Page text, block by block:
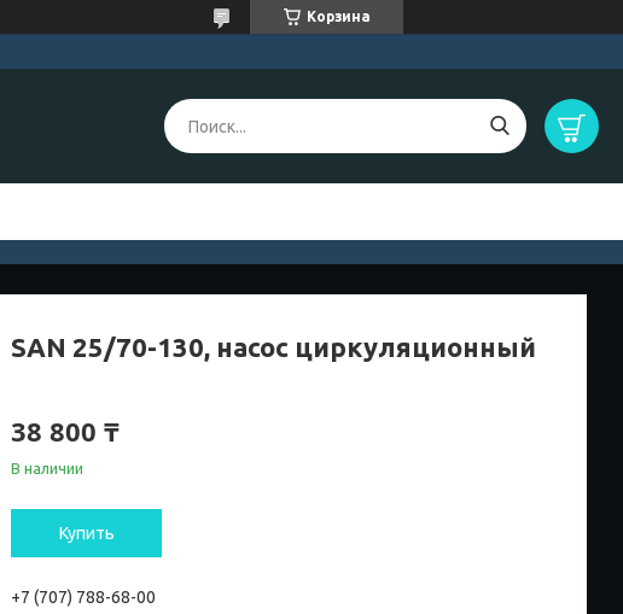
Корзина
SAN 25/70-130, насос циркуляционный
38 800 ₸
В наличии
Купить
+7 (707) 788-68-00